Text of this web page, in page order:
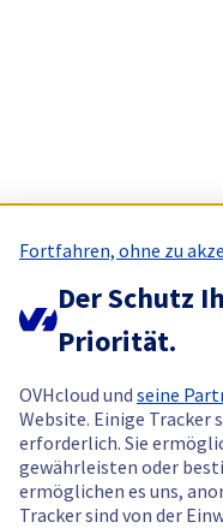
Fortfahren, ohne zu
Der Schutz
Priorität.
OVHcloud und seine
Website. Einige Tracker
erforderlich. Sie
gewährleisten oder
ermöglichen es uns,
Tracker sind von der